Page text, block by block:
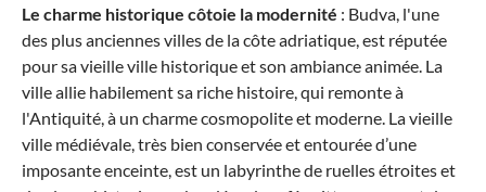
Samsonite
Valise à roulettes BASE BREEZE M (67 cm)
extensible
Le charme historique côtoie la modernité : Budva, l'une
des plus anciennes villes de la côte adriatique, est réputée
pour sa vieille ville historique et son ambiance animée. La
ville allie habilement sa riche histoire, qui remonte à
l'Antiquité, à un charme cosmopolite et moderne. La vieille
ville médiévale, très bien conservée et entourée d’une
imposante enceinte, est un labyrinthe de ruelles étroites et